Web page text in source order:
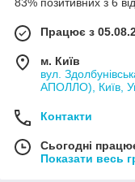
Працює з
м. Київ
вул.
АПОЛЛО), Київ,
Контакти
Сьогодні
Показати весь